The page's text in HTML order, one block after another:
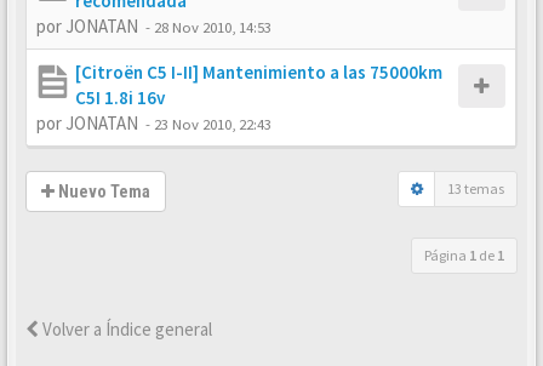
por JONATAN - 28 Nov 2010, 14:53
[Citroën C5 I-II] Mantenimiento a las 75000km
C5I 1.8i 16v
porJONATAN - 23 Nov 2010, 22:43
Nuevo Tema 13 temas
Página 1 de 1
Volver a Índice general